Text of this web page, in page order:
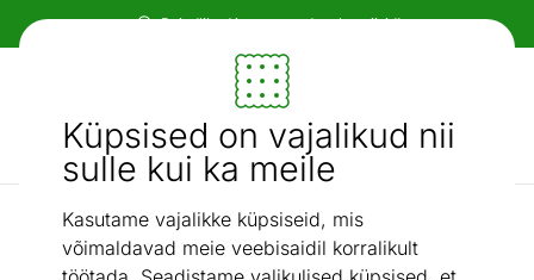
Küpsised on vajalikud nii
sulle kui ka meile
Kasutame vajalikke küpsiseid, mis
võimaldavad meie veebisaidil korralikult
Paindlikud ja mugavad makseviisid!
Mööbel ja sisustus - ON24
Otsi...
AI otsing
Seifid / Võtmega seif